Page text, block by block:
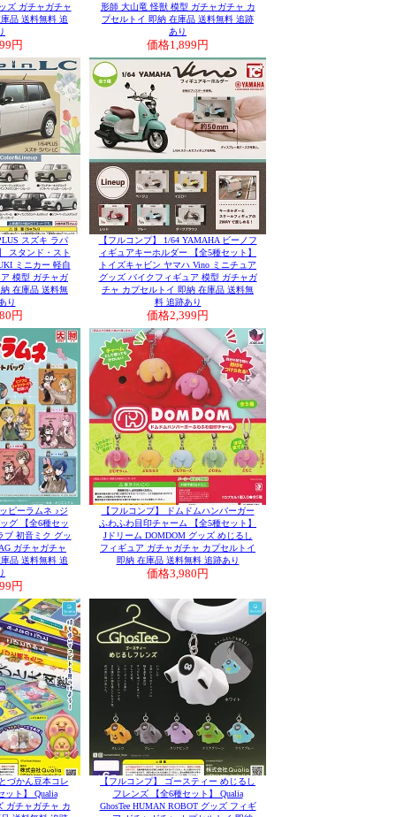
ズ ガチャガチャ
品 送料無料 追
円
形師 大山竜 怪獣 模型 ガチャガチャ カ
プセルトイ 即納 在庫品 送料無料 追跡
あり
価格1,899円
スズキ ラパ
スタンド・スト
ミニカー 軽自
模型 ガチャガ
在庫品 送料無
り
円
【フルコンプ】 1/64 YAMAHA ビーノフ
ィギュアキーホルダー 【全5種セット】
トイズキャビン ヤマハ Vino ミニチュア
グッズ バイクフィギュア 模型 ガチャガ
チャ カプセルトイ 即納 在庫品 送料無
料 追跡あり
価格2,399円
ピーラムネ ♪ジ
グ 【全6種セッ
ブ 初音ミク グッ
ガチャガチャ
品 送料無料 追
円
【フルコンプ】 ドムドムハンバーガー
ふわふわ目印チャーム 【全5種セット】
Jドリーム DOMDOM グッズ めじるし
フィギュア ガチャガチャ カプセルトイ
即納 在庫品 送料無料 追跡あり
価格3,980円
づかん豆本コレ
ット】 Qualia
ガチャガチャ カ
【フルコンプ】 ゴースティー めじるし
フレンズ 【全6種セット】 Qualia
GhosTee HUMAN ROBOT グッズ フィギ